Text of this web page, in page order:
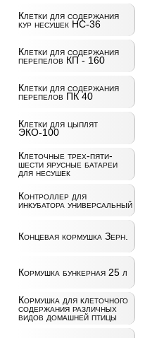
Клетки для содержания
кур несушек НС-36
Клетки для содержания
перепелов КП - 160
Клетки для содержания
перепелов ПК 40
Клетки для цыплят
ЭКО-100
Клеточные трех-пяти-
шести ярусные батареи
для несушек
Контроллер для
инкубатора универсальный
Концевая кормушка Зерн.
Кормушка бункерная 25 л
Кормушка для клеточного
содержания различных
видов домашней птицы